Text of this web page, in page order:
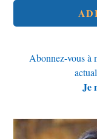
Abonnez-vous à
Je